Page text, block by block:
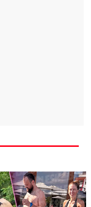
či očkování,
je tady královna?